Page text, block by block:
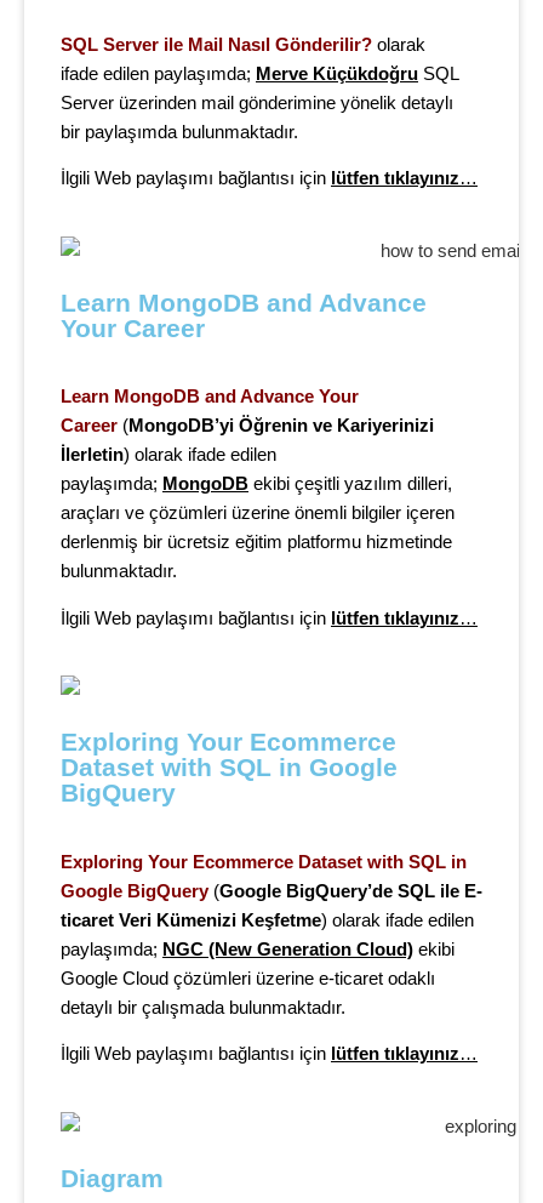
SQL Server ile Mail Nasıl Gönderilir? olarak
ifade edilen paylaşımda; Merve Küçükdoğru SQL
Server üzerinden mail gönderimine yönelik detaylı
bir paylaşımda bulunmaktadır.
İlgili Web paylaşımı bağlantısı için lütfen tıklayınız…
Learn MongoDB and Advance
Your Career
Learn MongoDB and Advance Your
Career (MongoDB’yi Öğrenin ve Kariyerinizi
İlerletin) olarak ifade edilen
paylaşımda; MongoDB ekibi çeşitli yazılım dilleri,
araçları ve çözümleri üzerine önemli bilgiler içeren
derlenmiş bir ücretsiz eğitim platformu hizmetinde
bulunmaktadır.
İlgili Web paylaşımı bağlantısı için lütfen tıklayınız…
Exploring Your Ecommerce
Dataset with SQL in Google
BigQuery
Exploring Your Ecommerce Dataset with SQL in
Google BigQuery (Google BigQuery’de SQL ile E-
ticaret Veri Kümenizi Keşfetme) olarak ifade edilen
paylaşımda; NGC (New Generation Cloud) ekibi
Google Cloud çözümleri üzerine e-ticaret odaklı
detaylı bir çalışmada bulunmaktadır.
İlgili Web paylaşımı bağlantısı için lütfen tıklayınız…
Diagram